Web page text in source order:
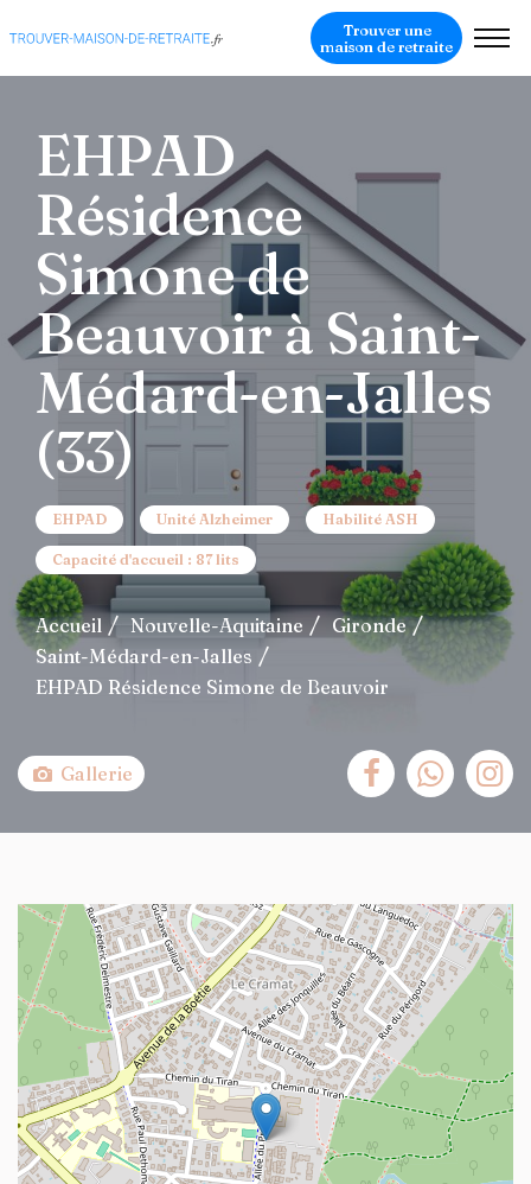
Trouver une
maison de retraite
EHPAD
Résidence
Simone de
Beauvoir à Saint-
Médard-en-Jalles
(33)
EHPAD Unité Alzheimer Habilité ASH
Capacité d'accueil : 87 lits
Accueil Nouvelle-Aquitaine
Gironde
Saint-Médard-en-Jalles
EHPAD Résidence Simone de Beauvoir
Gallerie
+
−